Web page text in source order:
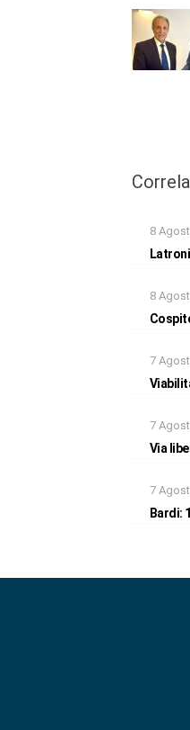
8
8
7
7
Via
7
Bardi: